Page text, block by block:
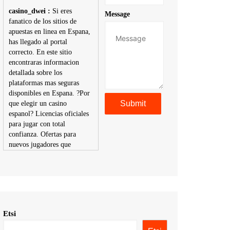
casino_dwei : Si eres
fanatico de los sitios de
apuestas en linea en Espana,
has llegado al portal
correcto. En este sitio
encontraras informacion
detallada sobre los
plataformas mas seguras
disponibles en Espana. ?Por
que elegir un casino
espanol? Licencias oficiales
para jugar con total
confianza. Ofertas para
nuevos jugadores que
metodos de pago,
Message
Etsi